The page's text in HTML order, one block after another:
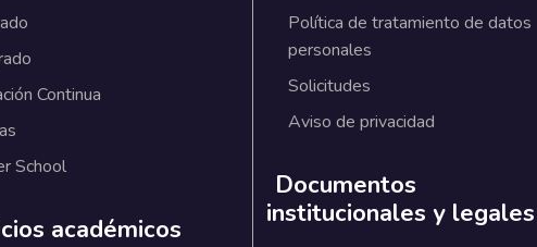
Continua
School
académicos
Política de tratamiento de datos
personales
Solicitudes
Aviso de privacidad
Documentos
institucionales y legales